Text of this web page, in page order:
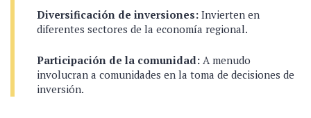
Diversificación de inversiones: Invierten en
diferentes sectores de la economía regional.
Participación de la comunidad: A menudo
involucran a comunidades en la toma de decisiones de
inversión.